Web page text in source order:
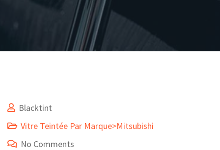
Blacktint
Vitre Teintée Par Marque>Mitsubishi
No Comments